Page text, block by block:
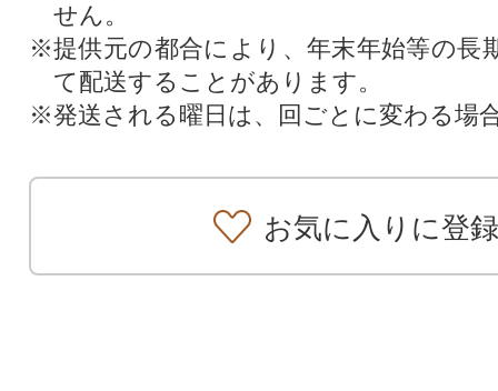
せん。
※提供元の都合により、年末年始等の長
て配送することがあります。
※発送される曜日は、回ごとに変わる場
お気に入りに登録